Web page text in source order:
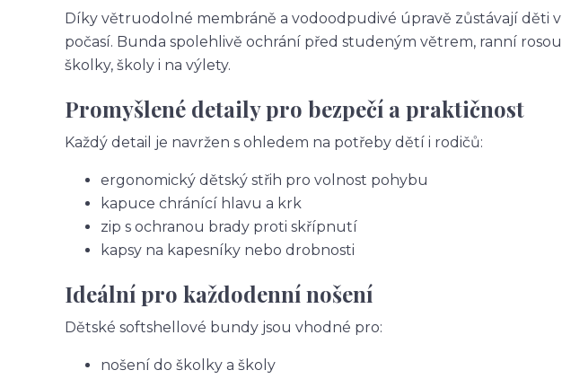
Díky větruodolné membráně a vodoodpudivé úpravě zůstávají děti
počasí. Bunda spolehlivě ochrání před studeným větrem, ranní
školky, školy i na výlety.
Promyšlené detaily pro bezpečí a praktičnost
Každý detail je navržen s ohledem na potřeby dětí i rodičů:
ergonomický dětský střih pro volnost pohybu
kapuce chránící hlavu a krk
zip s ochranou brady proti skřípnutí
kapsy na kapesníky nebo drobnosti
Ideální pro každodenní nošení
Dětské softshellové bundy jsou vhodné pro:
nošení do školky a školy